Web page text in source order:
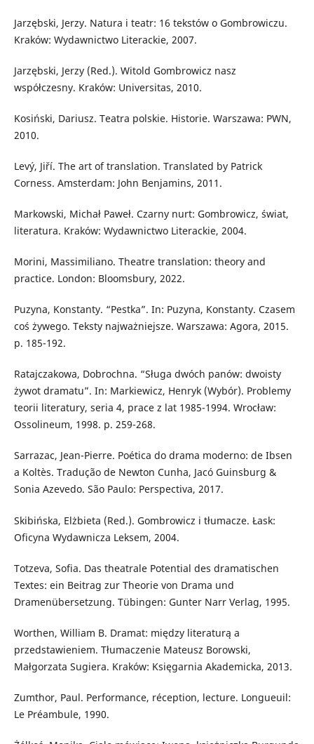
Jarzębski, Jerzy. Natura i teatr: 16 tekstów o Gombrowiczu.
Kraków: Wydawnictwo Literackie, 2007.
Jarzębski, Jerzy (Red.). Witold Gombrowicz nasz
współczesny. Kraków: Universitas, 2010.
Kosiński, Dariusz. Teatra polskie. Historie. Warszawa: PWN,
2010.
Levý, Jiří. The art of translation. Translated by Patrick
Corness. Amsterdam: John Benjamins, 2011.
Markowski, Michał Paweł. Czarny nurt: Gombrowicz, świat,
literatura. Kraków: Wydawnictwo Literackie, 2004.
Morini, Massimiliano. Theatre translation: theory and
practice. London: Bloomsbury, 2022.
Puzyna, Konstanty. “Pestka”. In: Puzyna, Konstanty. Czasem
coś żywego. Teksty najważniejsze. Warszawa: Agora, 2015.
p. 185-192.
Ratajczakowa, Dobrochna. “Sługa dwóch panów: dwoisty
żywot dramatu”. In: Markiewicz, Henryk (Wybór). Problemy
teorii literatury, seria 4, prace z lat 1985-1994. Wrocław:
Ossolineum, 1998. p. 259-268.
Sarrazac, Jean-Pierre. Poética do drama moderno: de Ibsen
a Koltès. Tradução de Newton Cunha, Jacó Guinsburg &
Sonia Azevedo. São Paulo: Perspectiva, 2017.
Skibińska, Elżbieta (Red.). Gombrowicz i tłumacze. Łask:
Oficyna Wydawnicza Leksem, 2004.
Totzeva, Sofia. Das theatrale Potential des dramatischen
Textes: ein Beitrag zur Theorie von Drama und
Dramenübersetzung. Tübingen: Gunter Narr Verlag, 1995.
Worthen, William B. Dramat: między literaturą a
przedstawieniem. Tłumaczenie Mateusz Borowski,
Małgorzata Sugiera. Kraków: Księgarnia Akademicka, 2013.
Zumthor, Paul. Performance, réception, lecture. Longueuil:
Le Préambule, 1990.